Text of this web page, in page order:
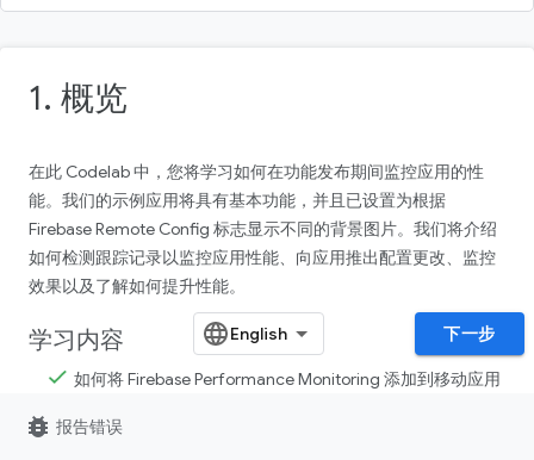
1. 概览
在此 Codelab 中，您将学习如何在功能发布期间监控应用的性
能。我们的示例应用将具有基本功能，并且已设置为根据
Firebase Remote Config 标志显示不同的背景图片。我们将介绍
如何检测跟踪记录以监控应用性能、向应用推出配置更改、监控
效果以及了解如何提升性能。
学习内容
如何将 Firebase Performance Monitoring 添加到移动应用
或冻结帧）
下一步
bug_report 报告错误